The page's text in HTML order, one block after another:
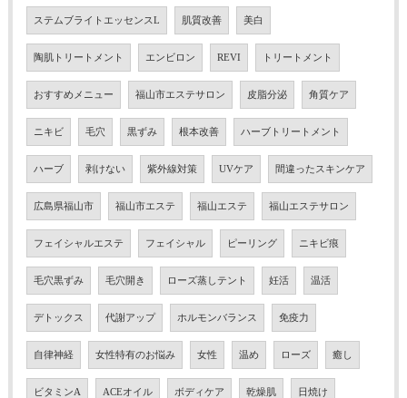
ステムブライトエッセンスL 肌質改善 美白
陶肌トリートメント エンビロン REVI トリートメント
おすすめメニュー 福山市エステサロン 皮脂分泌 角質ケア
ニキビ 毛穴 黒ずみ 根本改善 ハーブトリートメント
ハーブ 剥けない 紫外線対策 UVケア 間違ったスキンケア
広島県福山市 福山市エステ 福山エステ 福山エステサロン
フェイシャルエステ フェイシャル ピーリング ニキビ痕
毛穴黒ずみ 毛穴開き ローズ蒸しテント 妊活 温活
デトックス 代謝アップ ホルモンバランス 免疫力
自律神経 女性特有のお悩み 女性 温め ローズ 癒し
ビタミンA ACEオイル ボディケア 乾燥肌 日焼け